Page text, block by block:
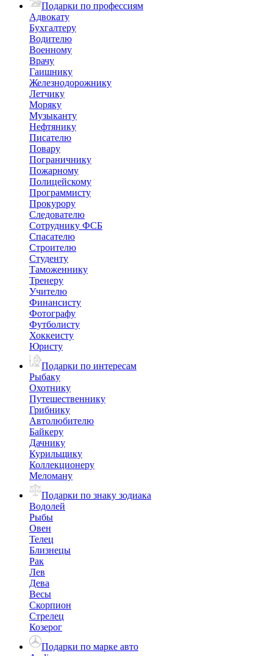
Подарки по профессиям
Адвокату
Бухгалтеру
Водителю
Военному
Врачу
Гаишнику
Железнодорожнику
Летчику
Моряку
Музыканту
Нефтянику
Писателю
Повару
Пограничнику
Пожарному
Полицейскому
Программисту
Прокурору
Следователю
Сотруднику ФСБ
Спасателю
Строителю
Студенту
Таможеннику
Тренеру
Учителю
Финансисту
Фотографу
Футболисту
Хоккеисту
Юристу
Подарки по интересам
Рыбаку
Охотнику
Путешественнику
Грибнику
Автолюбителю
Байкеру
Дачнику
Курильщику
Коллекционеру
Меломану
Подарки по знаку зодиака
Водолей
Рыбы
Овен
Телец
Близнецы
Рак
Лев
Дева
Весы
Скорпион
Стрелец
Козерог
Подарки по марке авто